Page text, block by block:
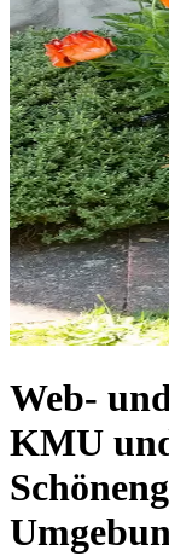
Web-
KMU